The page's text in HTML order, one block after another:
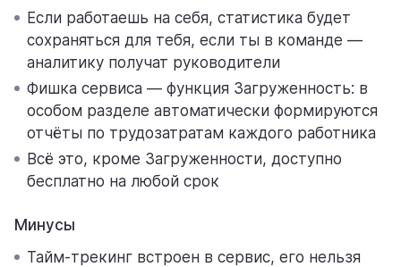
Если работаешь на себя, статистика будет
сохраняться для тебя, если ты в команде —
аналитику получат руководители
Фишка сервиса — функция Загруженность: в
особом разделе автоматически формируются
отчёты по трудозатратам каждого работника
Всё это, кроме Загруженности, доступно
бесплатно на любой срок
Минусы
Тайм-трекинг встроен в сервис, его нельзя